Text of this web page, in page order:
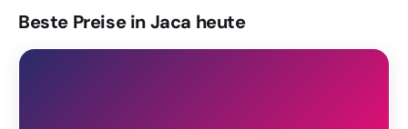
Beste Preise in Jaca heute